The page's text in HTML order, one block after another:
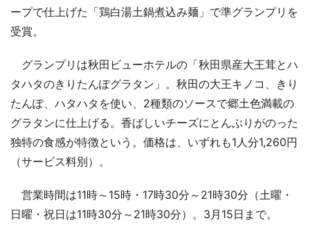
ープで仕上げた「鶏白湯土鍋煮込み麺」で準グランプリを
受賞。
グランプリは秋田ビューホテルの「秋田県産大王茸とハ
タハタのきりたんぽグラタン」。秋田の大王キノコ、きり
たんぽ、ハタハタを使い、2種類のソースで郷土色満載の
グラタンに仕上げる。香ばしいチーズにとんぶりがのった
独特の食感が特徴という。価格は、いずれも1人分1,260円
（サービス料別）。
営業時間は11時～15時・17時30分～21時30分（土曜・
日曜・祝日は11時30分～21時30分）。3月15日まで。